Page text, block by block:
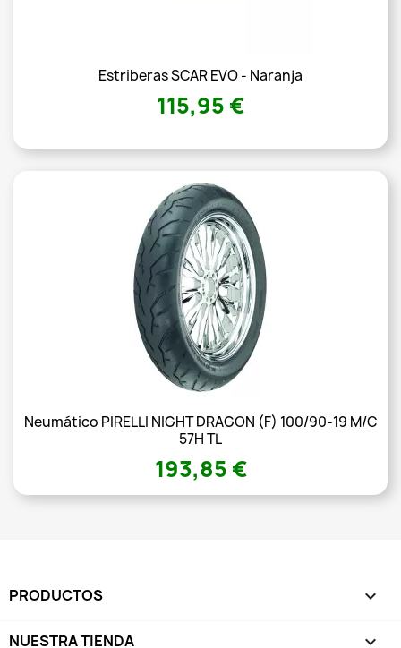
Estriberas SCAR EVO - Naranja
115,95 €
Neumático PIRELLI NIGHT DRAGON (F) 100/90-19 M/C
57H TL
193,85 €
PRODUCTOS 
NUESTRA TIENDA 